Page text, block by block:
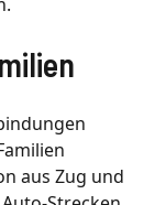
aus Zug und